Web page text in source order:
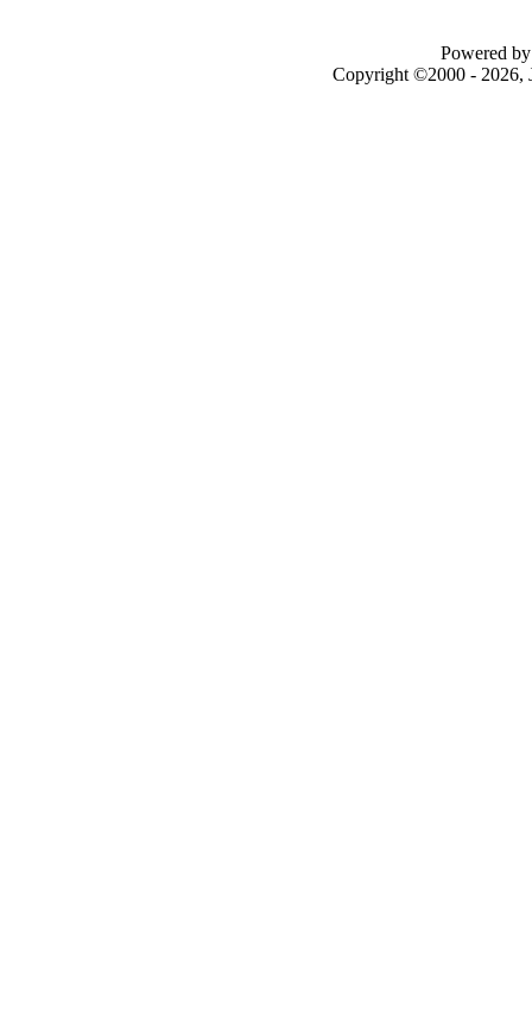
Powered
Copyright ©2000 - 2026,